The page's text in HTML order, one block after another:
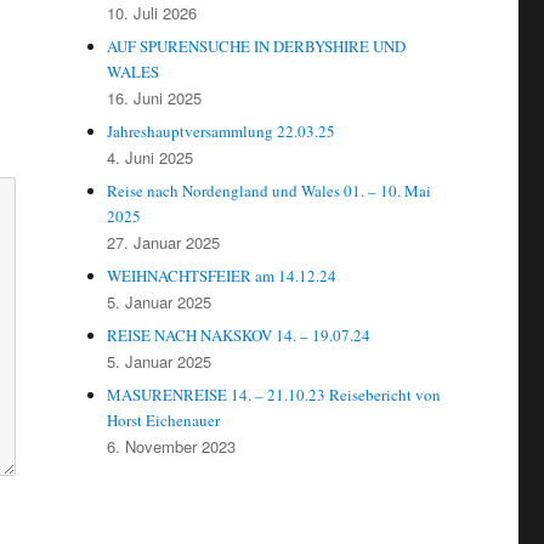
10. Juli 2026
AUF SPURENSUCHE IN DERBYSHIRE UND
WALES
16. Juni 2025
Jahreshauptversammlung 22.03.25
4. Juni 2025
Reise nach Nordengland und Wales 01. – 10. Mai
2025
27. Januar 2025
WEIHNACHTSFEIER am 14.12.24
5. Januar 2025
REISE NACH NAKSKOV 14. – 19.07.24
5. Januar 2025
MASURENREISE 14. – 21.10.23 Reisebericht von
Horst Eichenauer
6. November 2023